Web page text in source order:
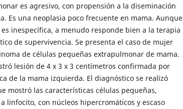
es agresivo, con propensión a la diseminación
Es una neoplasia poco frecuente en mama. Aunque
inespecífica, a menudo responde bien a la terapia
de supervivencia. Se presenta el caso de mujer
de células pequeñas extrapulmonar de mama.
lesión de 4 x 3 x 3 centímetros confirmada por
de la mama izquierda. El diagnóstico se realizó
mostró las características células pequeñas,
linfocito, con núcleos hipercromáticos y escaso